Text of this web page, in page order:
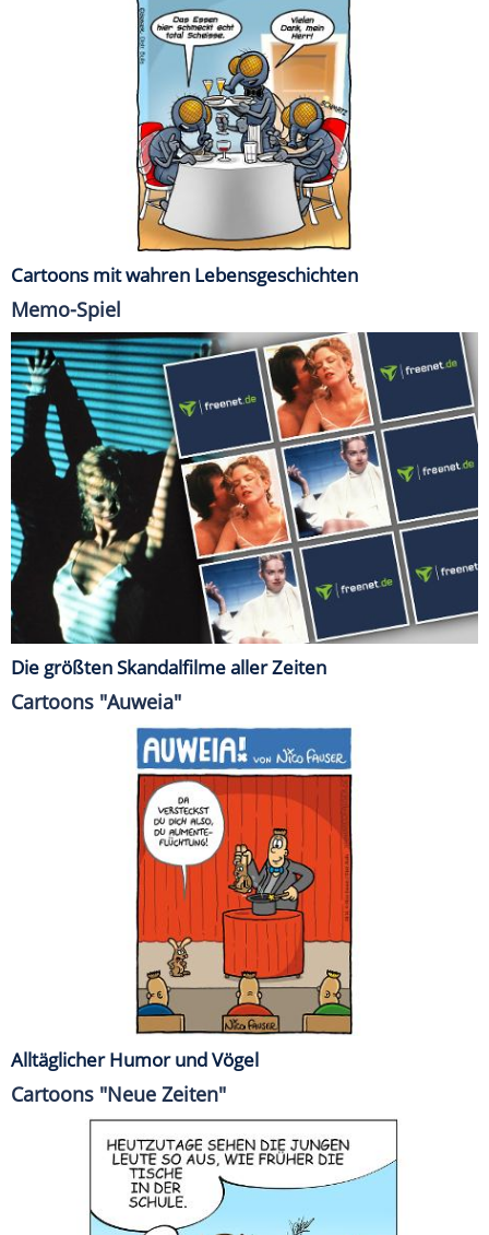
Cartoons mit wahren Lebensgeschichten
Memo-Spiel
Die größten Skandalfilme aller Zeiten
Cartoons "Auweia"
Alltäglicher Humor und Vögel
Cartoons "Neue Zeiten"